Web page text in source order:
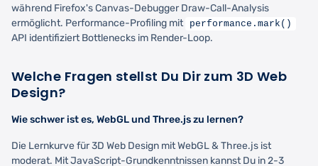
während Firefox's Canvas-Debugger Draw-Call-Analysis
ermöglicht. Performance-Profiling mit performance.mark()
API identifiziert Bottlenecks im Render-Loop.
Welche Fragen stellst Du Dir zum 3D Web
Design?
Wie schwer ist es, WebGL und Three.js zu lernen?
Die Lernkurve für 3D Web Design mit WebGL & Three.js ist
moderat. Mit JavaScript-Grundkenntnissen kannst Du in 2-3